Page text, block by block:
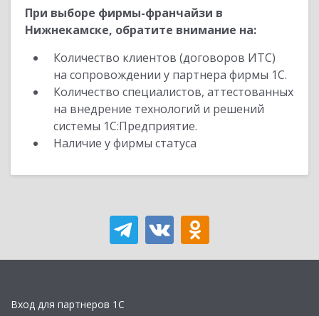
При выборе фирмы-франчайзи в
Нижнекамске, обратите внимание на:
Количество клиентов (договоров ИТС)
на сопровождении у партнера фирмы 1С.
Количество специалистов, аттестованных
на внедрение технологий и решений
системы 1С:Предприятие.
Наличие у фирмы статуса
Вход для партнеров 1С